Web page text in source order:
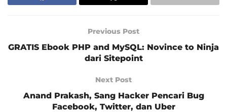
Previous Post
GRATIS Ebook PHP and MySQL: Novince to Ninja
dari Sitepoint
Next Post
Anand Prakash, Sang Hacker Pencari Bug
Facebook, Twitter, dan Uber